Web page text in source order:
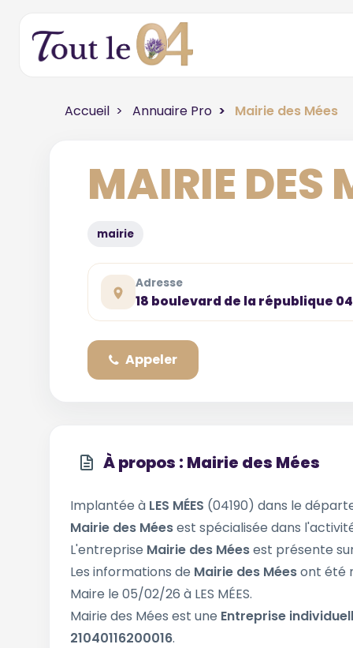
Accueil Annuaire Pro Mairie des Mées
MAIRIE DES
mairie
Adresse
18 boulevard de la république
Appeler
À propos : Mairie des Mées
Implantée à LES MÉES (04190) dans le
Mairie des Méesest spécialisée dans
L'entreprise Mairie des Méesest présente
Les informations de Mairie des Méesont été
Maire le 05/02/26 à LES MÉES.
Mairie des Mées est une Entreprise
21040116200016.